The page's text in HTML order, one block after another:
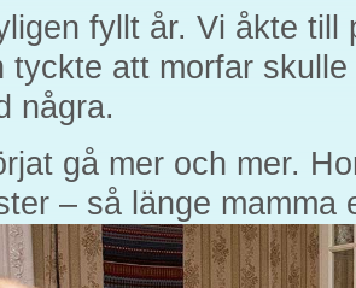
fyllt år. Vi åkte till
tyckte att morfar
några.
gå mer och mer.
– så länge mamma